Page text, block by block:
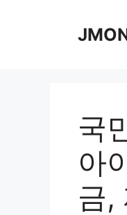
국
아
금,